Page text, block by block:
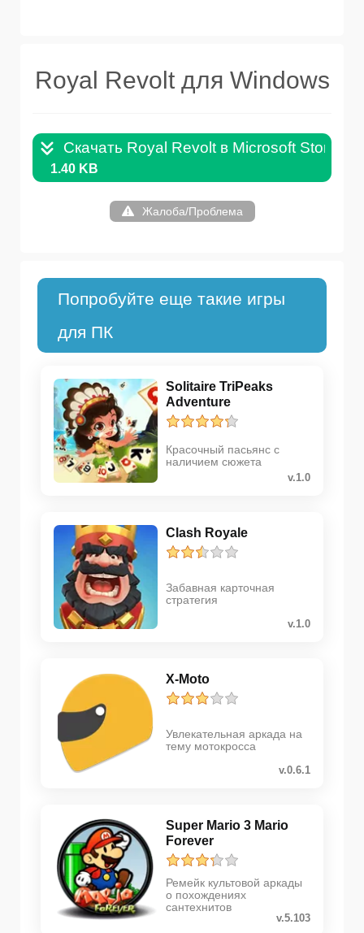
Royal Revolt для Windows
Скачать Royal Revolt в Microsoft Store
1.40 KB
Жалоба/Проблема
Попробуйте еще такие игры
для ПК
Solitaire TriPeaks
Adventure
Красочный пасьянс с
наличием сюжета
v.1.0
Clash Royale
Забавная карточная
стратегия
v.1.0
X-Moto
Увлекательная аркада на
тему мотокросса
v.0.6.1
Super Mario 3 Mario
Forever
Ремейк культовой аркады
о похождениях
сантехнитов
v.5.103